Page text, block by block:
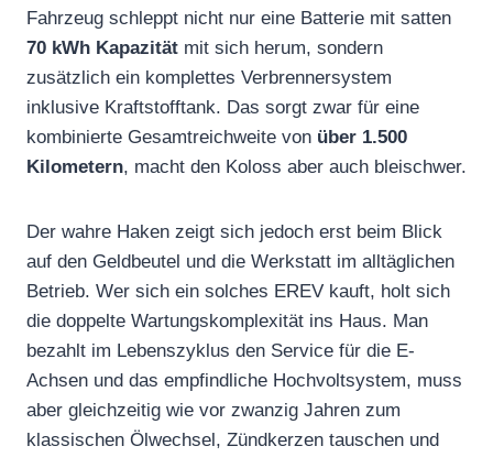
Fahrzeug schleppt nicht nur eine Batterie mit satten
70 kWh Kapazität mit sich herum, sondern
zusätzlich ein komplettes Verbrennersystem
inklusive Kraftstofftank. Das sorgt zwar für eine
kombinierte Gesamtreichweite von über 1.500
Kilometern, macht den Koloss aber auch bleischwer.
Der wahre Haken zeigt sich jedoch erst beim Blick
auf den Geldbeutel und die Werkstatt im alltäglichen
Betrieb. Wer sich ein solches EREV kauft, holt sich
die doppelte Wartungskomplexität ins Haus. Man
bezahlt im Lebenszyklus den Service für die E-
Achsen und das empfindliche Hochvoltsystem, muss
aber gleichzeitig wie vor zwanzig Jahren zum
klassischen Ölwechsel, Zündkerzen tauschen und